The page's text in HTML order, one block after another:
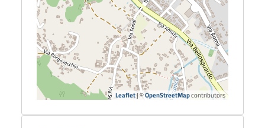
Leaflet| ©OpenStreetMapcontributors
Dettagli